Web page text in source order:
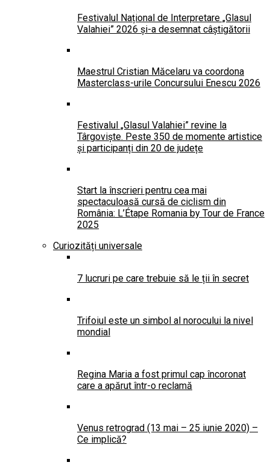
Festivalul Național de Interpretare „Glasul
Valahiei” 2026 și-a desemnat câștigătorii
Maestrul Cristian Măcelaru va coordona
Masterclass-urile Concursului Enescu 2026
Festivalul „Glasul Valahiei” revine la
Târgoviște. Peste 350 de momente artistice
și participanți din 20 de județe
Start la înscrieri pentru cea mai
spectaculoasă cursă de ciclism din
România: L’Étape Romania by Tour de France
2025
Curiozități universale
7 lucruri pe care trebuie să le ții în secret
Trifoiul este un simbol al norocului la nivel
mondial
Regina Maria a fost primul cap încoronat
care a apărut într-o reclamă
Venus retrograd (13 mai – 25 iunie 2020) –
Ce implică?